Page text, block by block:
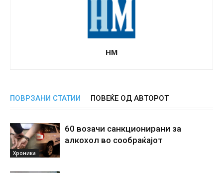
НМ
ПОВРЗАНИ СТАТИИ ПОВЕЌЕ ОД АВТОРОТ
Хроника
60 возачи санкционирани за
алкохол во сообраќајот